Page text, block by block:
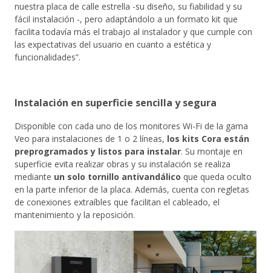
nuestra placa de calle estrella -su diseño, su fiabilidad y su
fácil instalación -, pero adaptándolo a un formato kit que
facilita todavía más el trabajo al instalador y que cumple con
las expectativas del usuario en cuanto a estética y
funcionalidades”.
Instalación en superficie sencilla y segura
Disponible con cada uno de los monitores Wi-Fi de la gama
Veo para instalaciones de 1 o 2 líneas, los kits Cora están
preprogramados y listos para instalar. Su montaje en
superficie evita realizar obras y su instalación se realiza
mediante un solo tornillo antivandálico que queda oculto
en la parte inferior de la placa. Además, cuenta con regletas
de conexiones extraíbles que facilitan el cableado, el
mantenimiento y la reposición.